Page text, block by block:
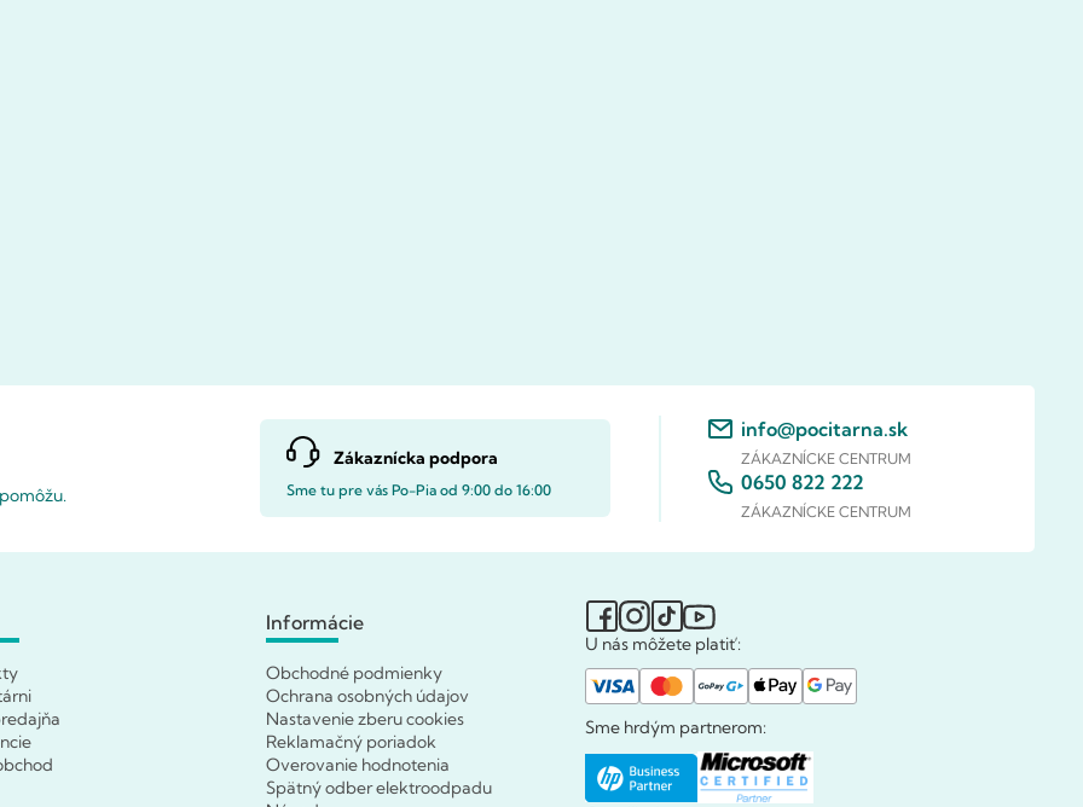
Zákaznícka podpora
Sme tu pre vás Po-Pia od 9:00 do 16:00
info@pocitarna.sk
ZÁKAZNÍCKE CENTRUM
0650 822 222
ZÁKAZNÍCKE CENTRUM
Informácie
Obchodné podmienky
Ochrana osobných údajov
Nastavenie zberu cookies
Reklamačný poriadok
Overovanie hodnotenia
Spätný odber elektroodpadu
U nás môžete platiť:
Sme hrdým partnerom: